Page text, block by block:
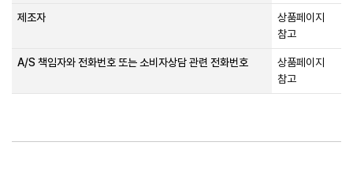
제조자
상품페이지
참고
A/S 책임자와 전화번호 또는 소비자상담 관련 전화번호
상품페이지
참고